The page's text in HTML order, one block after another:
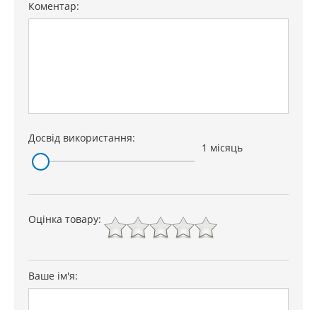
Коментар:
Досвід використання:
1 місяць
Оцінка товару:
Ваше ім'я: